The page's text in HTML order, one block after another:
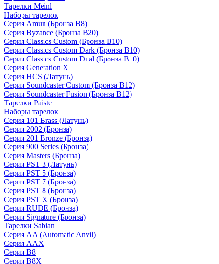
Тарелки Meinl
Наборы тарелок
Серия Amun (Бронза B8)
Серия Byzance (Бронза B20)
Серия Classics Custom (Бронза B10)
Серия Classics Custom Dark (Бронза B10)
Серия Classics Custom Dual (Бронза B10)
Серия Generation X
Серия HCS (Латунь)
Серия Soundcaster Custom (Бронза B12)
Серия Soundcaster Fusion (Бронза B12)
Тарелки Paiste
Наборы тарелок
Серия 101 Brass (Латунь)
Серия 2002 (Бронза)
Серия 201 Bronze (Бронза)
Серия 900 Series (Бронза)
Серия Masters (Бронза)
Серия PST 3 (Латунь)
Серия PST 5 (Бронза)
Серия PST 7 (Бронза)
Серия PST 8 (Бронза)
Серия PST X (Бронза)
Серия RUDE (Бронза)
Серия Signature (Бронза)
Тарелки Sabian
Серия AA (Automatic Anvil)
Серия AAX
Серия B8
Серия B8X